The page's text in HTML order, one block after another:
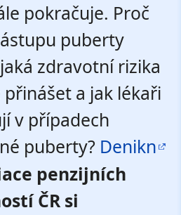
pokračuje. Proč
puberty
zdravotní rizika
a jak lékaři
v případech
puberty? Denikn
penzijních
ČR si